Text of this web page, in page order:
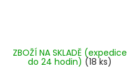
ZBOŽÍ NA SKLADĚ (expedice
do 24 hodin) (18 ks)